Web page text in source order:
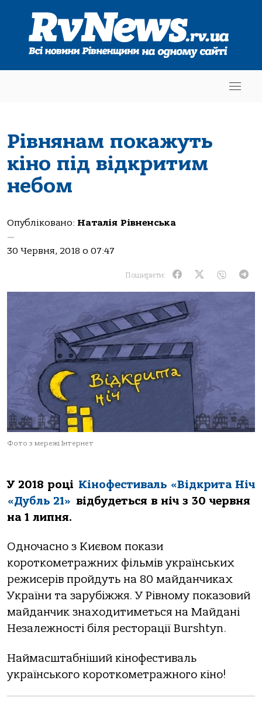
Рівнянам покажуть
кіно під відкритим
небом
Опубліковано: Наталія Рівненська
—
30 Червня, 2018 о 07:47
Поширити:
Фото з мережі Інтернет
У 2018 році Кінофестиваль «Відкрита Ніч
«Дубль 21» відбудеться в ніч з 30 червня
на 1 липня.
Одночасно з Києвом покази
короткометражних фільмів українських
режисерів пройдуть на 80 майданчиках
України та зарубіжжя. У Рівному показовий
майданчик знаходитиметься на Майдані
Незалежності біля ресторації Burshtyn.
Наймасштабніший кінофестиваль
українського короткометражного кіно!